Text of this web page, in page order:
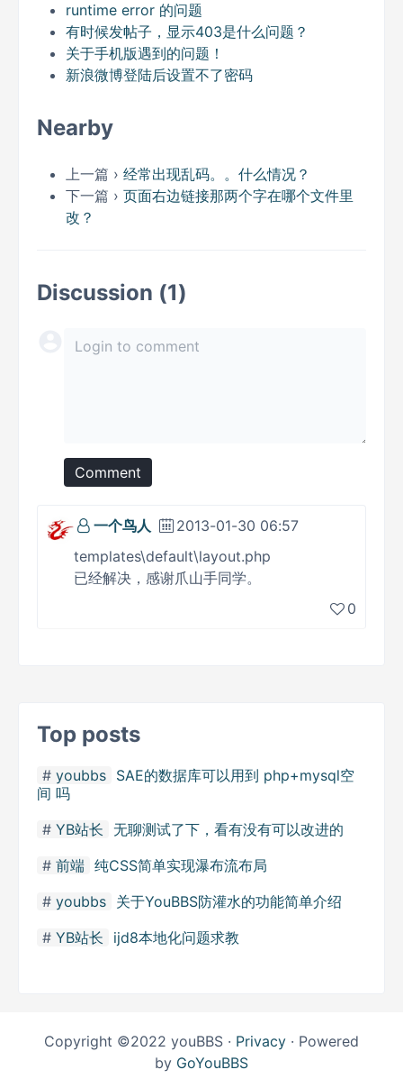
runtime error 的问题
有时候发帖子，显示403是什么问题？
关于手机版遇到的问题！
新浪微博登陆后设置不了密码
Nearby
上一篇 › 经常出现乱码。。什么情况？
下一篇 › 页面右边链接那两个字在哪个文件里
改？
Discussion (1)
Comment
一个鸟人
2013-01-30 06:57
templates\default\layout.php
已经解决，感谢爪山手同学。
0
Top posts
youbbs SAE的数据库可以用到 php+mysql空
间 吗
YB站长 无聊测试了下，看有没有可以改进的
前端 纯CSS简单实现瀑布流布局
youbbs 关于YouBBS防灌水的功能简单介绍
YB站长
ijd8本地化问题求教
Copyright ©2022 youBBS · Privacy · Powered
by GoYouBBS